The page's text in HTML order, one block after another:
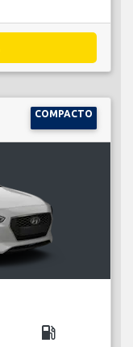
COMPACTO
local_gas_station